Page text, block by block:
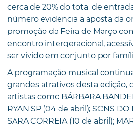
cerca de 20% do total de
número evidencia a aposta da
promoção da Feira de Março
encontro intergeracional,
ser vivido em conjunto por
A programação musical
grandes atrativos desta edição,
artistas como BÁRBARA
RYAN SP (04 de abril); SONS
SARA CORREIA (10 de abril);